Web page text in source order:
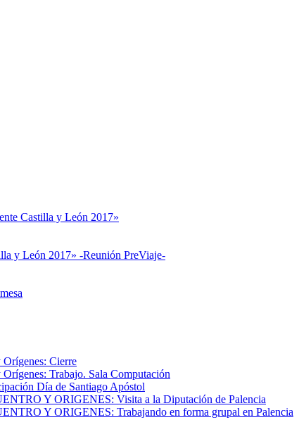
Castilla y León 2017»
y León 2017» -Reunión PreViaje-
Orígenes: Cierre
Trabajo. Sala Computación
Día de Santiago Apóstol
Y ORIGENES: Visita a la Diputación de Palencia
Y ORIGENES: Trabajando en forma grupal en Palencia